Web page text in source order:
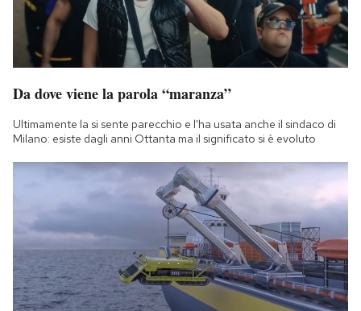
Da dove viene la parola “maranza”
Ultimamente la si sente parecchio e l'ha usata anche il sindaco di
Milano: esiste dagli anni Ottanta ma il significato si è evoluto